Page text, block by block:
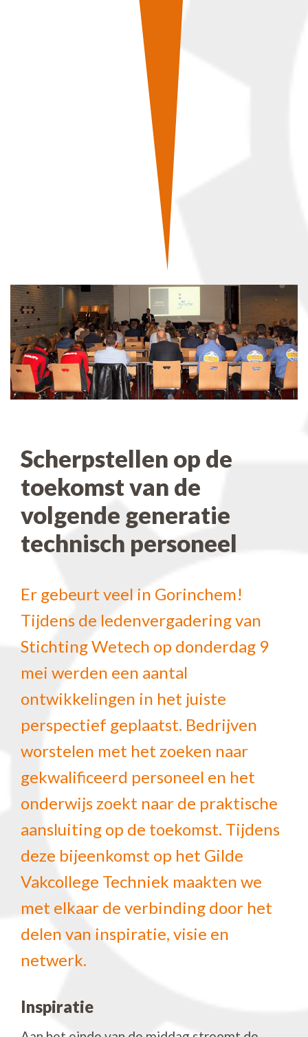
Scherpstellen op de
toekomst van de
volgende generatie
technisch personeel
Er gebeurt veel in Gorinchem!
Tijdens de ledenvergadering van
Stichting Wetech op donderdag 9
mei werden een aantal
ontwikkelingen in het juiste
perspectief geplaatst. Bedrijven
worstelen met het zoeken naar
gekwalificeerd personeel en het
onderwijs zoekt naar de praktische
aansluiting op de toekomst. Tijdens
deze bijeenkomst op het Gilde
Vakcollege Techniek maakten we
met elkaar de verbinding door het
delen van inspiratie, visie en
netwerk.
Inspiratie